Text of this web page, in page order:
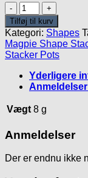
Holo
Clouds
antal
Tilføj til kurv
Kategori: Shapes
Magpie Shape
Stacker Pots
Yderligere
Anmeldelser
Vægt 8 g
Anmeldelser
Der er endnu ikke